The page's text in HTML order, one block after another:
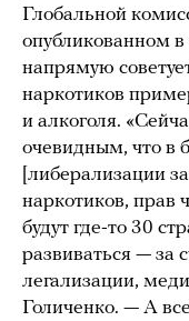
Глобальной
опубликованном
напрямую
наркотиков
и алкоголя.
очевидным, что в
[либерализации
наркотиков, прав
будут где-то 30
развиваться — за
легализации,
Голиченко. — А